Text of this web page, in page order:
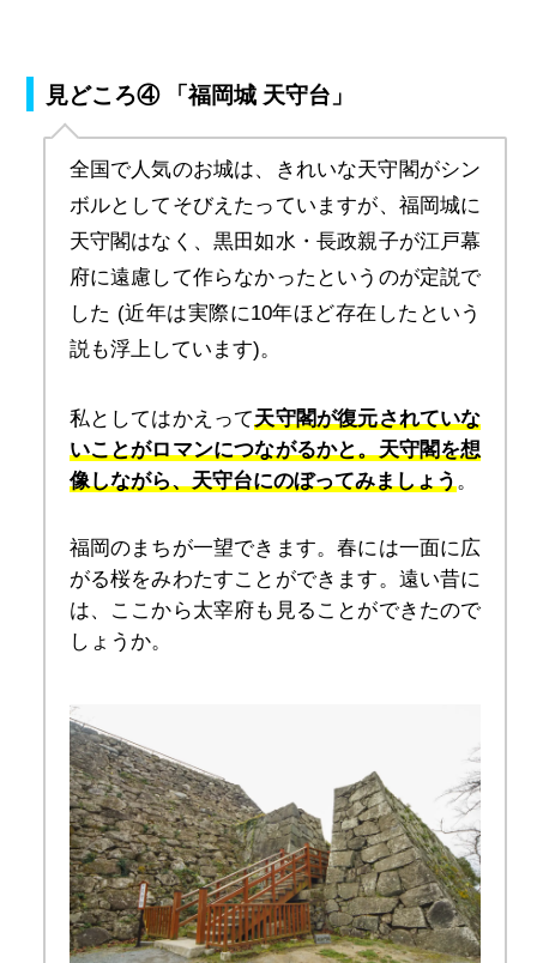
見どころ④ 「福岡城 天守台」
全国で人気のお城は、きれいな天守閣がシン
ボルとしてそびえたっていますが、福岡城に
天守閣はなく、黒田如水・長政親子が江戸幕
府に遠慮して作らなかったというのが定説で
した (近年は実際に10年ほど存在したという
説も浮上しています)。
私としてはかえって天守閣が復元されていな
いことがロマンにつながるかと。天守閣を想
像しながら、天守台にのぼってみましょう。
福岡のまちが一望できます。春には一面に広
がる桜をみわたすことができます。遠い昔に
は、ここから太宰府も見ることができたので
しょうか。